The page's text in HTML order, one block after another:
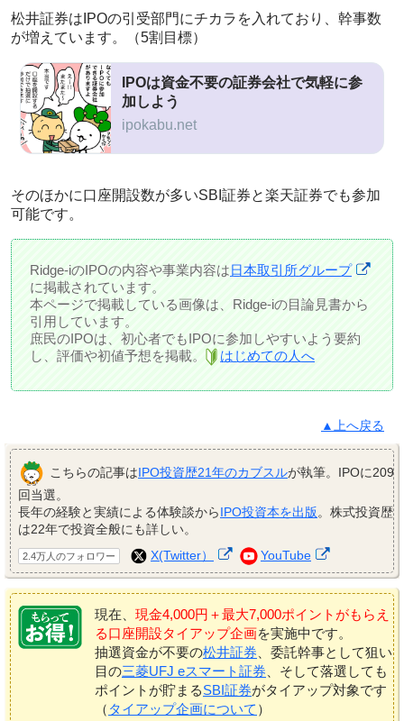
松井証券はIPOの引受部門にチカラを入れており、幹事数
が増えています。（5割目標）
IPOは資金不要の証券会社で気軽に参
加しよう
ipokabu.net
そのほかに口座開設数が多いSBI証券と楽天証券でも参加
可能です。
Ridge-iのIPOの内容や事業内容は日本取引所グループ
に掲載されています。
本ページで掲載している画像は、Ridge-iの目論見書から
引用しています。
庶民のIPOは、初心者でもIPOに参加しやすいよう要約
し、評価や初値予想を掲載。
はじめての人へ
▲上へ戻る
こちらの記事はIPO投資歴21年のカブスルが執筆。IPOに209
回当選。
長年の経験と実績による体験談からIPO投資本を出版。株式投資歴
は22年で投資全般にも詳しい。
2.4万人のフォロワー X(Twitter） YouTube
現在、 現金4,000円＋最大7,000ポイントがもらえ
る口座開設タイアップ企画を実施中です。
抽選資金が不要の松井証券 、委託幹事として狙い
目の三菱UFJ eスマート証券 、そして落選しても
ポイントが貯まるSBI証券がタイアップ対象です
（ タイアップ企画について ）